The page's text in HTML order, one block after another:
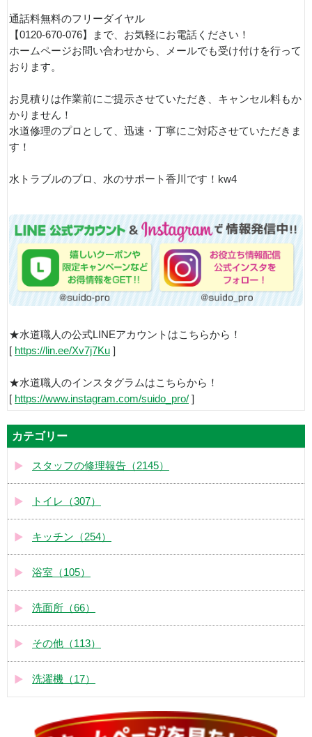
通話料無料のフリーダイヤル
【0120-670-076】まで、お気軽にお電話ください！
ホームページお問い合わせから、メールでも受け付けを行って
おります。
お見積りは作業前にご提示させていただき、キャンセル料もか
かりません！
水道修理のプロとして、迅速・丁寧にご対応させていただきま
す！
水トラブルのプロ、水のサポート香川です！kw4
★水道職人の公式LINEアカウントはこちらから！
[ https://lin.ee/Xv7j7Ku ]
★水道職人のインスタグラムはこちらから！
[ https://www.instagram.com/suido_pro/ ]
カテゴリー
スタッフの修理報告（2145）
トイレ（307）
キッチン（254）
浴室（105）
洗面所（66）
その他（113）
洗濯機（17）